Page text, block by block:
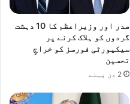
صدر اور وزیراعظم کا 10 دہشت
گردوں کو ہلاک کرنے پر
سیکیورٹی فورسز کو خراجِ
تحسین
2 دن پہلے